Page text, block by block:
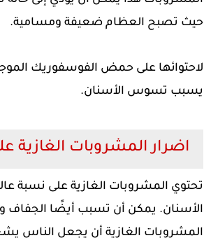
حيث تصبح العظام ضعيفة ومسامية.
لاحتوائها على حمض الفوسفوريك
يسبب تسوس الأسنان.
اضرار المشروبات الغازية
تحتوي المشروبات الغازية على نسبة
الأسنان. يمكن أن تسبب أيضًا الجفاف
المشروبات الغازية أن يجعل الناس